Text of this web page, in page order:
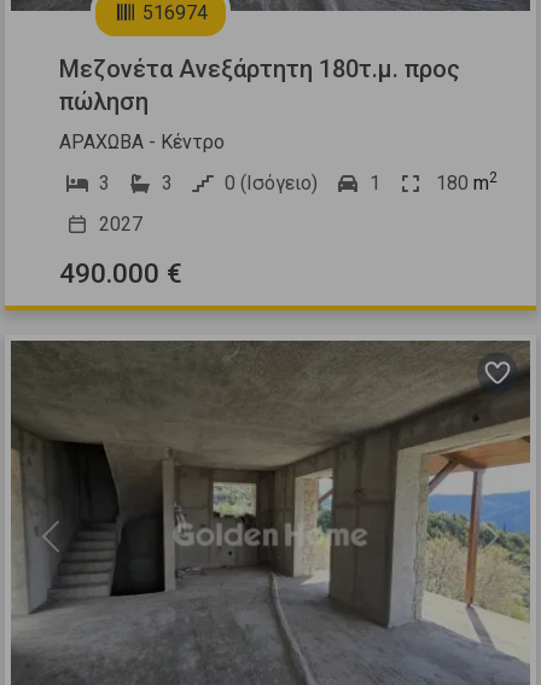
516974
Μεζονέτα Ανεξάρτητη 180τ.μ. προς
πώληση
ΑΡΑΧΩΒΑ - Κέντρο
3
3 0 (Ισόγειο) 1 180 m2
2027
490.000 €
Previous Next